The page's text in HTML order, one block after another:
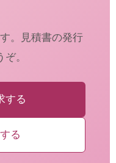
。見積書の発行
。
する
る